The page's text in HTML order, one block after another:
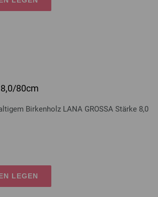
80cm
Birkenholz LANA GROSSA Stärke 8,0
LEGEN